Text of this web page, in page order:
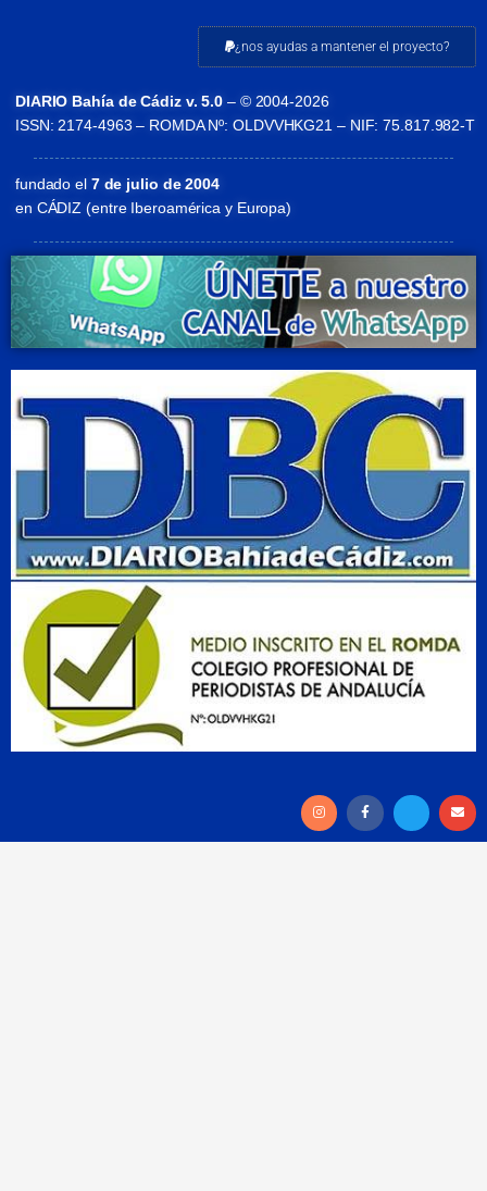
¿nos ayudas a mantener el proyecto?
DIARIO Bahía de Cádiz v. 5.0 – © 2004-2026
ISSN: 2174-4963 – ROMDA Nº: OLDVVHKG21 – NIF: 75.817.982-T
fundado el7 de julio de 2004
en CÁDIZ (entre Iberoamérica y Europa)